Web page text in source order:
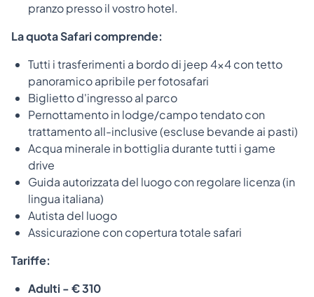
pranzo presso il vostro hotel.
La quota Safari comprende:
Tutti i trasferimenti a bordo di jeep 4×4 con tetto
panoramico apribile per fotosafari
Biglietto d'ingresso al parco
Pernottamento in lodge/campo tendato con
trattamento all-inclusive (escluse bevande ai pasti)
Acqua minerale in bottiglia durante tutti i game
drive
Guida autorizzata del luogo con regolare licenza (in
lingua italiana)
Autista del luogo
Assicurazione con copertura totale safari
Tariffe:
Adulti - € 310